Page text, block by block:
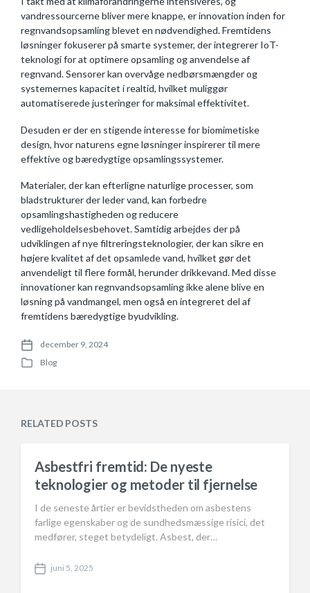
vandressourcerne bliver mere knappe, er innovation inden for
regnvandsopsamling blevet en nødvendighed. Fremtidens
løsninger fokuserer på smarte systemer, der integrerer IoT-
teknologi for at optimere opsamling og anvendelse af
regnvand. Sensorer kan overvåge nedbørsmængder og
systemernes kapacitet i realtid, hvilket muliggør
automatiserede justeringer for maksimal effektivitet.
Desuden er der en stigende interesse for biomimetiske
design, hvor naturens egne løsninger inspirerer til mere
effektive og bæredygtige opsamlingssystemer.
Materialer, der kan efterligne naturlige processer, som
bladstrukturer der leder vand, kan forbedre
opsamlingshastigheden og reducere
vedligeholdelsesbehovet. Samtidig arbejdes der på
udviklingen af nye filtreringsteknologier, der kan sikre en
højere kvalitet af det opsamlede vand, hvilket gør det
anvendeligt til flere formål, herunder drikkevand. Med disse
innovationer kan regnvandsopsamling ikke alene blive en
løsning på vandmangel, men også en integreret del af
fremtidens bæredygtige byudvikling.
P
t
december 9, 2024
P
d
Blog
RELATED POSTS
Asbestfri fremtid: De nyeste
teknologier og metoder til fjernelse
I de seneste årtier er bevidstheden om asbestens
farlige egenskaber og de sundhedsmæssige risici, det
medfører, steget betydeligt. Asbest, der…
P
juni 5, 2025